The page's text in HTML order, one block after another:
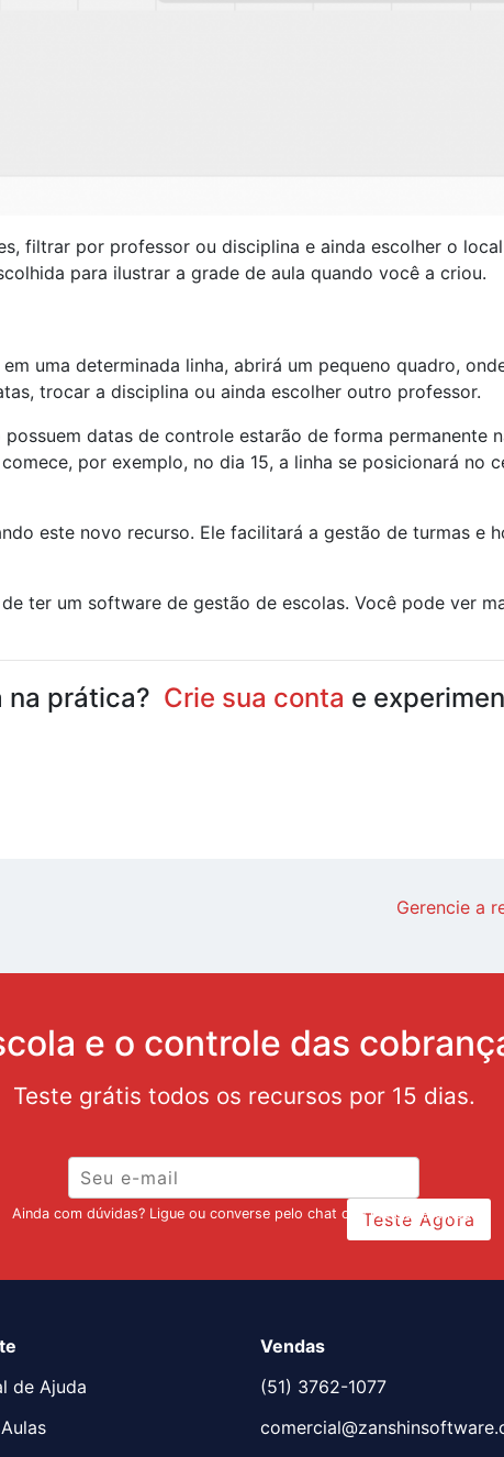
filtrar por professor ou disciplina e ainda escolher o
para ilustrar a grade de aula quando você a criou.
uma determinada linha, abrirá um pequeno quadro,
trocar a disciplina ou ainda escolher outro professor.
datas de controle estarão de forma permanente
por exemplo, no dia 15, a linha se posicionará no
este novo recurso. Ele facilitará a gestão de turmas e
ter um software de gestão de escolas. Você pode ver
na prática? Crie sua conta e
Gerencie a
e o controle das
Teste grátis todos os recursos por 15 dias.
Teste Agora
Ainda com dúvidas? Ligue ou converse pelo chat que lhe ajudaremos!
de Ajuda
Vendas
(51) 3762-1077